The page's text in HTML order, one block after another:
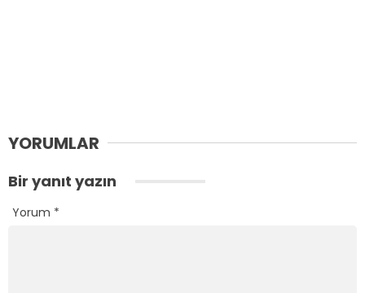
YORUMLAR
Bir yanıt yazın
Yorum *